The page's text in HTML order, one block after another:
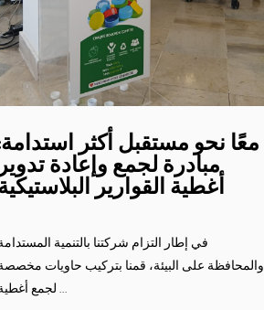
معًا نحو مستقبل أكثر
مبادرة لجمع وإعادة تدوير
أغطية القوارير
في إطار التزام شركتنا بالتنمية
والمحافظة على البيئة، قمنا بتركيب حاويات
لجمع أغطية ...